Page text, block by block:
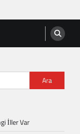
Ara
İller Var